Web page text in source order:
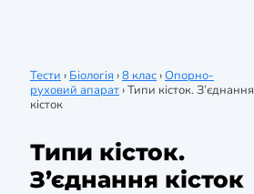
Тести › Біологія ›8 клас›Опорно-
руховий апарат›Типи кісток. З’єднання
кісток
Типи кісток.
З’єднання кісток